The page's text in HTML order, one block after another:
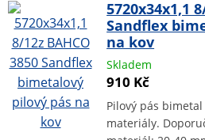
5720x34x1,1
Sandflex
na kov
Skladem
910 Kč
Pilový pás
materiály.